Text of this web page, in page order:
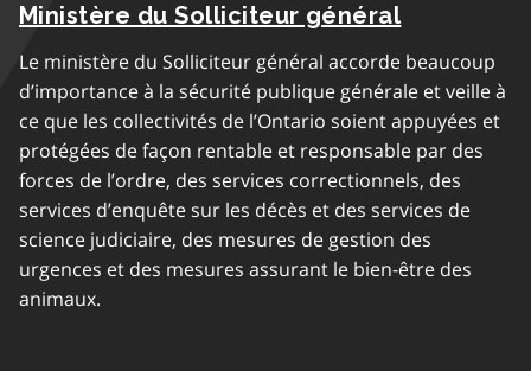
Ministère du Solliciteur général
Le ministère du Solliciteur général accorde beaucoup
d’importance à la sécurité publique générale et veille à
ce que les collectivités de l’Ontario soient appuyées et
protégées de façon rentable et responsable par des
forces de l’ordre, des services correctionnels, des
services d’enquête sur les décès et des services de
science judiciaire, des mesures de gestion des
urgences et des mesures assurant le bien-être des
animaux.